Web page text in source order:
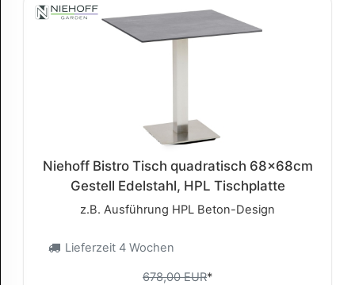
Niehoff Bistro Tisch quadratisch 68x68cm
Gestell Edelstahl, HPL Tischplatte
z.B. Ausführung HPL Beton-Design
Lieferzeit 4 Wochen
678,00 EUR*